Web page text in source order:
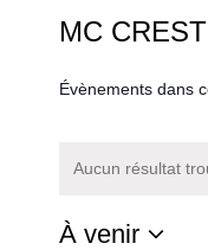
MC
Évènements dans
Notice
Aucun résultat
À venir